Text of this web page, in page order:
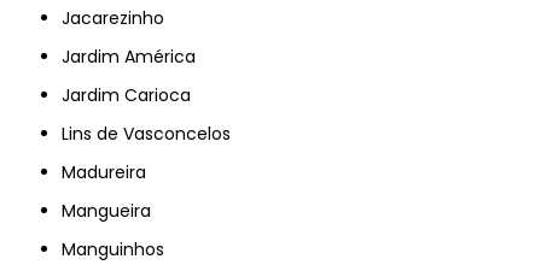
Jacarezinho
Jardim América
Jardim Carioca
Lins de Vasconcelos
Madureira
Mangueira
Manguinhos